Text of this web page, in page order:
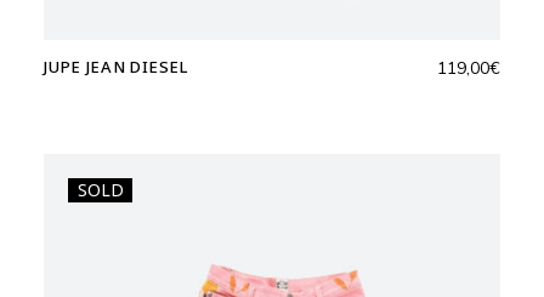
JUPE JEAN DIESEL 119,00€
SOLD